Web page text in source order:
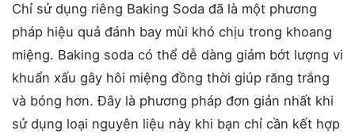
Chỉ sử dụng riêng Baking Soda đã là một phương
pháp hiệu quả đánh bay mùi khó chịu trong khoang
miệng. Baking soda có thể dễ dàng giảm bớt lượng vi
khuẩn xấu gây hôi miệng đồng thời giúp răng trắng
và bóng hơn. Đây là phương pháp đơn giản nhất khi
sử dụng loại nguyên liệu này khi bạn chỉ cần kết hợp